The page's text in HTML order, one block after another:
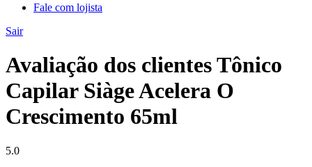
Fale com lojista
Sair
Avaliação dos clientes Tônico
Capilar Siàge Acelera O
Crescimento 65ml
5.0